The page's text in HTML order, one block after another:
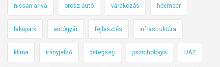
nissan ariya orosz autó várakozás hóember
lakópark autógyár fejlesztés infrastruktúra
klíma irányjelző betegség pszichológia UAZ